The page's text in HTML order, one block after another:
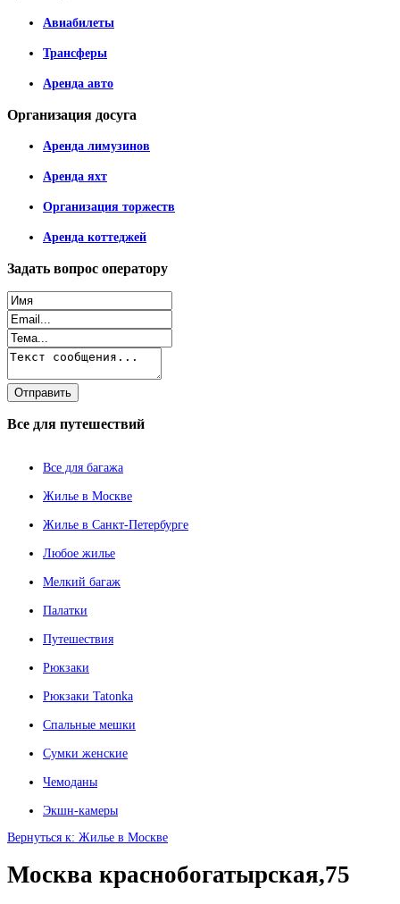
Авиабилеты
Трансферы
Аренда авто
Организация досуга
Аренда лимузинов
Аренда яхт
Организация торжеств
Аренда коттеджей
Задать вопрос оператору
Все для путешествий
Все для багажа
Жилье в Москве
Жилье в Санкт-Петербурге
Любое жилье
Мелкий багаж
Палатки
Путешествия
Рюкзаки
Рюкзаки Tatonka
Спальные мешки
Сумки женские
Чемоданы
Экшн-камеры
Вернуться к: Жилье в Москве
Москва краснобогатырская,75